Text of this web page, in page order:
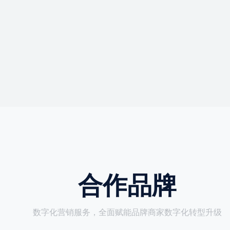
合作品牌
数字化营销服务，全面赋能品牌商家数字化转型升级